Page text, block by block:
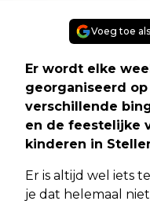
Voeg toe
Er wordt elke
georganiseerd
verschillende
en de feestelijke
kinderen in
Er is altijd wel iets
je dat helemaal